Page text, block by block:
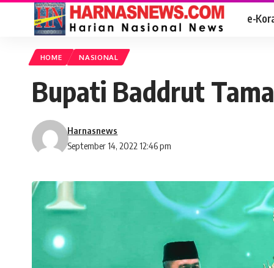
e-
HOME NASIONAL
Bupati Baddrut
September 14, 2022 12:46 pm
Harnasnews